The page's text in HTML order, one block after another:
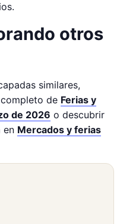
otros
similares,
de Ferias y
de 2026 o descubrir
en Mercados y ferias